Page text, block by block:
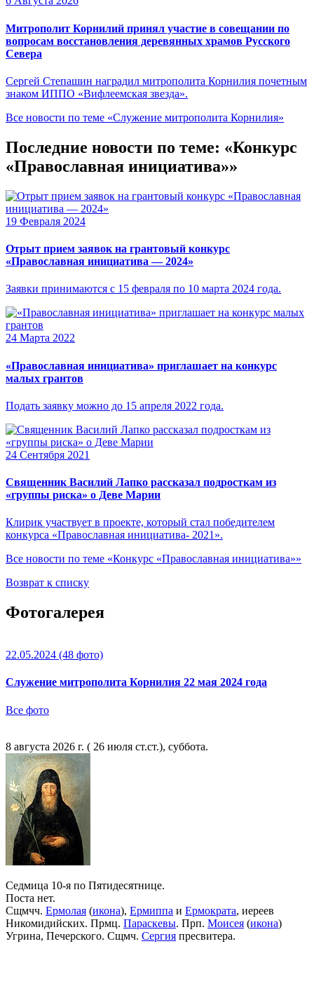
Митрополит Корнилий принял участие в совещании по
вопросам восстановления деревянных храмов Русского
Севера
Сергей Степашин наградил митрополита Корнилия почетным
знаком ИППО «Вифлеемская звезда».
Все новости по теме «Служение митрополита Корнилия»
Последние новости по теме: «Конкурс
«Православная инициатива»»
19 Февраля 2024
Отрыт прием заявок на грантовый конкурс
«Православная инициатива — 2024»
Заявки принимаются с 15 февраля по 10 марта 2024 года.
24 Марта 2022
«Православная инициатива» приглашает на конкурс
малых грантов
Подать заявку можно до 15 апреля 2022 года.
24 Сентября 2021
Священник Василий Лапко рассказал подросткам из
«группы риска» о Деве Марии
Клирик участвует в проекте, который стал победителем
конкурса «Православная инициатива- 2021».
Все новости по теме «Конкурс «Православная инициатива»»
Возврат к списку
Фотогалерея
22.05.2024 (48 фото)
Служение митрополита Корнилия 22 мая 2024 года
Все фото
8 августа 2026 г. ( 26 июля ст.ст.), суббота.
Седмица 10-я по Пятидесятнице.
Поста нет.
Сщмчч. Ермолая (икона), Ермиппа и Ермократа, иереев
Никомидийских. Прмц. Параскевы. Прп. Моисея (икона)
Угрина, Печерского. Сщмч. Сергия пресвитера.